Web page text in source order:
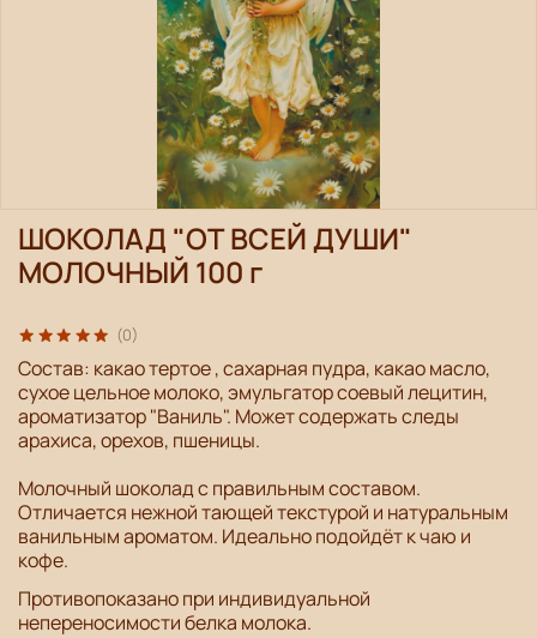
(0)
ШОКОЛАД "ОТ ВСЕЙ ДУШИ"
МОЛОЧНЫЙ 100 г
Состав: какао тертое , сахарная пудра, какао масло,
сухое цельное молоко, эмульгатор соевый лецитин,
ароматизатор "Ваниль". Может содержать следы
арахиса, орехов, пшеницы.
Молочный шоколад с правильным составом.
Отличается нежной тающей текстурой и натуральным
ванильным ароматом. Идеально подойдёт к чаю и
кофе.
Противопоказано при индивидуальной
непереносимости белка молока.